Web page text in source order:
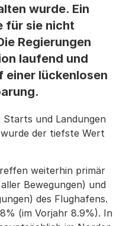
wurde. Ein
für sie nicht
Regierungen
laufend und
einer lückenlosen
und Landungen
der tiefste Wert
weiterhin primär
Bewegungen) und
des Flughafens.
(im Vorjahr 8.9%). In